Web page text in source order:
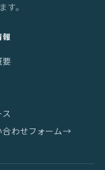
。
報
要
ス
合わせフォーム→